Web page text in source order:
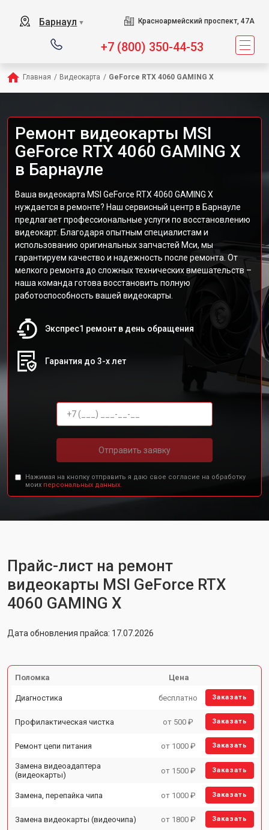
Барнаул ▼ Красноармейский проспект, 47А
+7 (800) 350-44-53
Главная / Видеокарта / GeForce RTX 4060 GAMING X
Ремонт видеокарты MSI
GeForce RTX 4060 GAMING X
в Барнауле
Ваша видеокарта MSI GeForce RTX 4060 GAMING X
нуждается в ремонте? Наш сервисный центр в Барнауле
предлагает профессиональные услуги по восстановлению
видеокарт. Благодаря опытным специалистам и
использованию оригинальных запчастей Мси, мы
гарантируем качество и надежность после ремонта. От
мелкого ремонта до сложных технических вмешательств –
наша команда готова восстановить полную
работоспособность вашей видеокарты.
Экспрес1 ремонт в день обращения
Гарантия до 3-х лет
Отправить заявку
Нажимая на кнопку отправить я даю свое согласие на обработку
моих персональных данных.
Прайс-лист на ремонт
видеокарты MSI GeForce RTX
4060 GAMING X
Дата обновления прайса: 17.07.2026
Поломка Цена
Диагностика бесплатно Заказать
Профилактическая чистка от 500 ₽ Заказать
Ремонт цепи питания от 1000 ₽ Заказать
Замена видеоадаптера
(видеокарты)
от 1500 ₽ Заказать
Замена, перепайка чипа от 1000 ₽ Заказать
Замена видеокарты (видеочипа) от 1800 ₽ Заказать